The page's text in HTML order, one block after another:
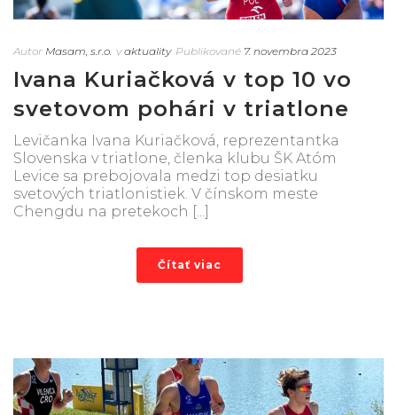
Autor Masam, s.r.o. v aktuality Publikované 7. novembra 2023
Ivana Kuriačková v top 10 vo
svetovom pohári v triatlone
Levičanka Ivana Kuriačková, reprezentantka
Slovenska v triatlone, členka klubu ŠK Atóm
Levice sa prebojovala medzi top desiatku
svetových triatlonistiek. V čínskom meste
Chengdu na pretekoch [...]
Čítať viac